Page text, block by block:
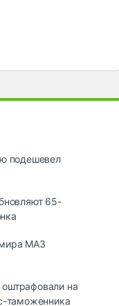
подешевел
65-
МАЗ
на
таможенника